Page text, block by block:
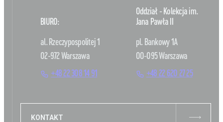
BIURO:
al. Rzeczypospolitej 1
02-972 Warszawa
+48 22 308 14 91
Oddział - Kolekcja im.
Jana Pawła II
pl. Bankowy 1A
00-095 Warszawa
+48 22 620 27 25
KONTAKT